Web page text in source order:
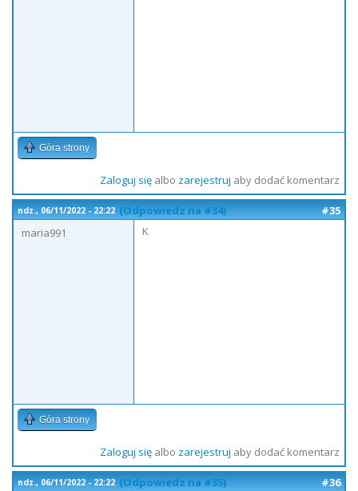
Góra strony
Zaloguj sięalbo zarejestruj aby dodać komentarz
ndz., 06/11/2022 - 22:22 (Odpowiedz na #34)
#35
maria991
K
Góra strony
Zaloguj sięalbo zarejestruj aby dodać komentarz
ndz., 06/11/2022 - 22:22 (Odpowiedz na #35)
#36